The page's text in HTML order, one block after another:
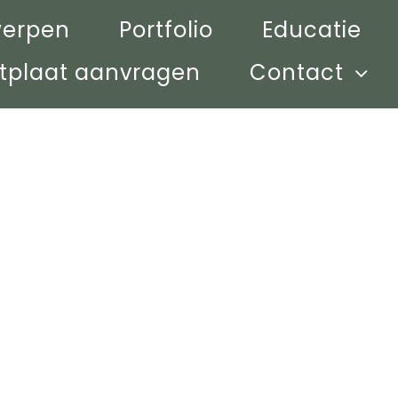
Portfolio
Educatie
aanvragen
Contact